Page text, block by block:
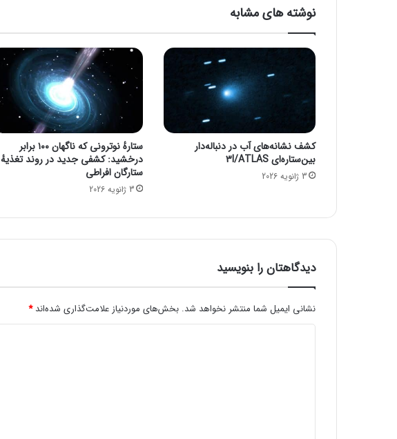
ه
و
ش
م
ع
ی
ن
ز
د
ا
ن
ا
ا
خ
ط
ر
ه
ک
ا
ه
ش
ح
ج
م
ر
ن
نوشته های مشابه
کشف نشانه‌های آب در دنباله‌دار
بین‌ستاره‌ای 3I/ATLAS
3 ژانویه 2026
ستارهٔ نوترونی که ناگهان ۱۰۰ برابر
درخشید: کشفی جدید در روند تغذیهٔ
ستارگان افراطی
3 ژانویه 2026
دیدگاهتان را بنویسید
نشانی ایمیل شما منتشر نخواهد شد. بخش‌های موردنیاز علامت‌گذاری شده‌اند*